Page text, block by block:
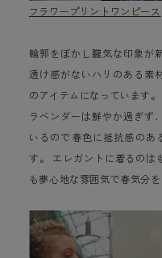
フラワープリントワンピース
輪郭をぼかし朧気な印象が
透け感がないハリのある素
のアイテムになっています。
ラベンダーは鮮やか過ぎず
いるので春色に抵抗感のあ
す。 エレガントに着るのは
も夢心地な雰囲気で春気分